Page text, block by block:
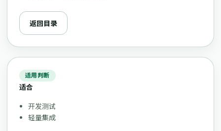
返回目录
适用判断
适合
开发测试
轻量集成